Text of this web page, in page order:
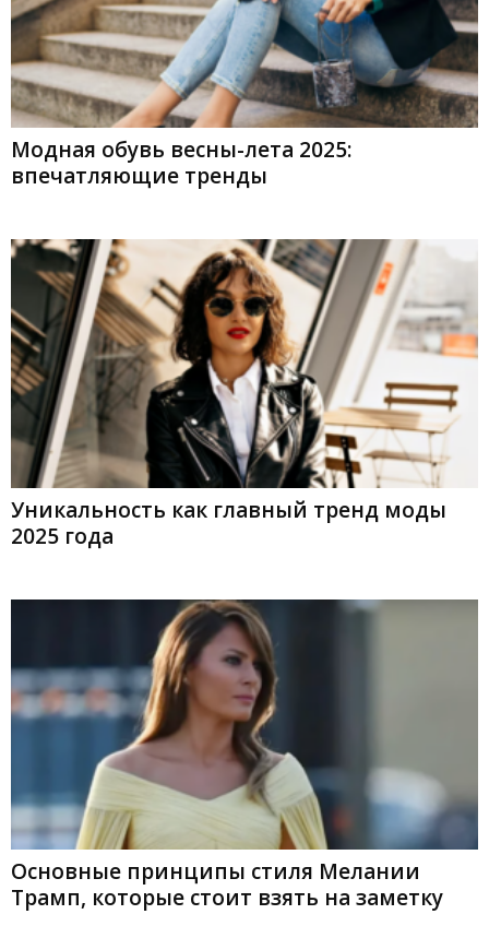
Модная обувь весны-лета 2025:
впечатляющие тренды
Уникальность как главный тренд моды
2025 года
Основные принципы стиля Мелании
Трамп, которые стоит взять на заметку